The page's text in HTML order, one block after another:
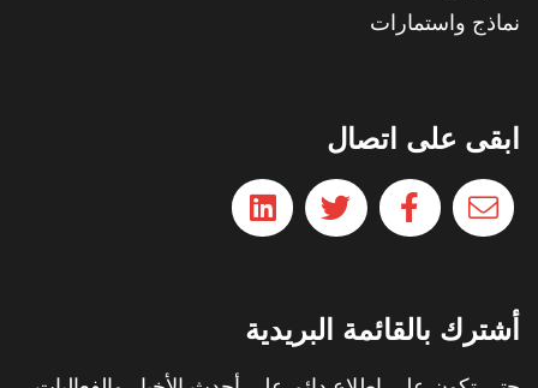
نماذج واستمارات
ابقى على اتصال
أشترك بالقائمة البريدية